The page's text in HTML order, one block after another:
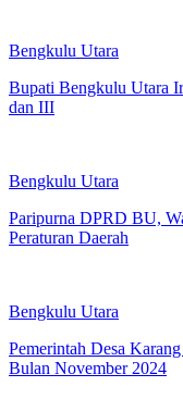
Bengkulu Utara
Bupati Bengkulu Utara
dan III
Bengkulu Utara
Paripurna DPRD BU,
Peraturan Daerah
Bengkulu Utara
Pemerintah Desa
Bulan November 2024